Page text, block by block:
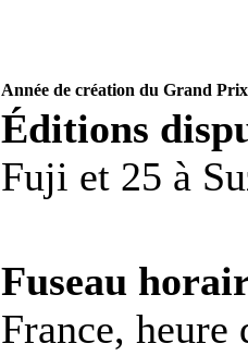
Année de création du Grand
Éditions
Fuji et 25 à
Fuseau
France, heure